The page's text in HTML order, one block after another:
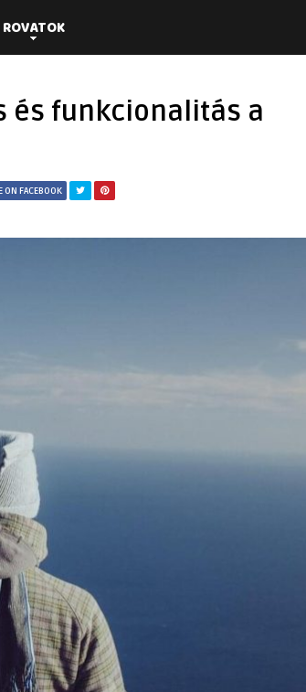
ROVATOK
és funkcionalitás a
ON FACEBOOK